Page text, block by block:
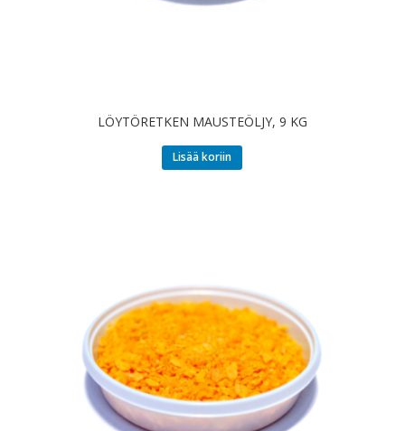
LÖYTÖRETKEN MAUSTEÖLJY, 9 KG
Lisää koriin